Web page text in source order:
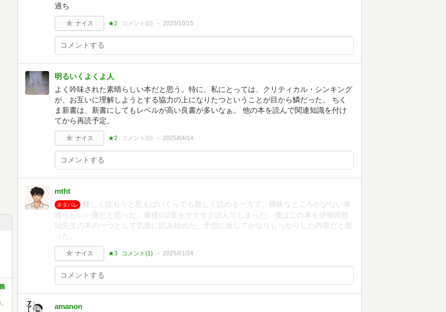
過ち
ナイス ★2 コメント(0) 2025/10/15
明るいくよくよ人
よく吟味された素晴らしい本だと思う。特に、私にとっては、クリティカル・シンキング
が、お互いに理解しようとする協力の上になりたつということが目から鱗だった。 ちく
ま新書は、新書にしてもレベルが高い良書が多いなぁ。 他の本を読んで関連知識を付け
てから再読予定。
ナイス ★2 コメント(0) 2025/04/14
mtht
ネタバレ
難しく読もうと思えばいくらでも難しく読める一方で、曖昧なところが少ない素
晴らしい一冊だと思った。最後の2章をサクサク読んでしまった。僕はこの本を伊勢田哲
治先生の本の一つとして気楽に読み始めた。予想に反してかなりしっかりした内容だと思
った。
ナイス ★3 コメント(1) 2025/01/24
amanon